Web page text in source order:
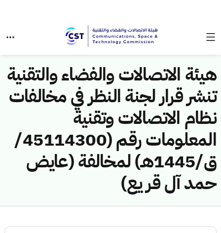
هيئة الاتصالات والفضاء والتقنية
تنشر قرار لجنة النظر في مخالفات
نظام الاتصالات وتقنية
المعلومات رقم (45114300/
ق/1445هـ) لمخالفة (عايض
حمد آل قر يع)